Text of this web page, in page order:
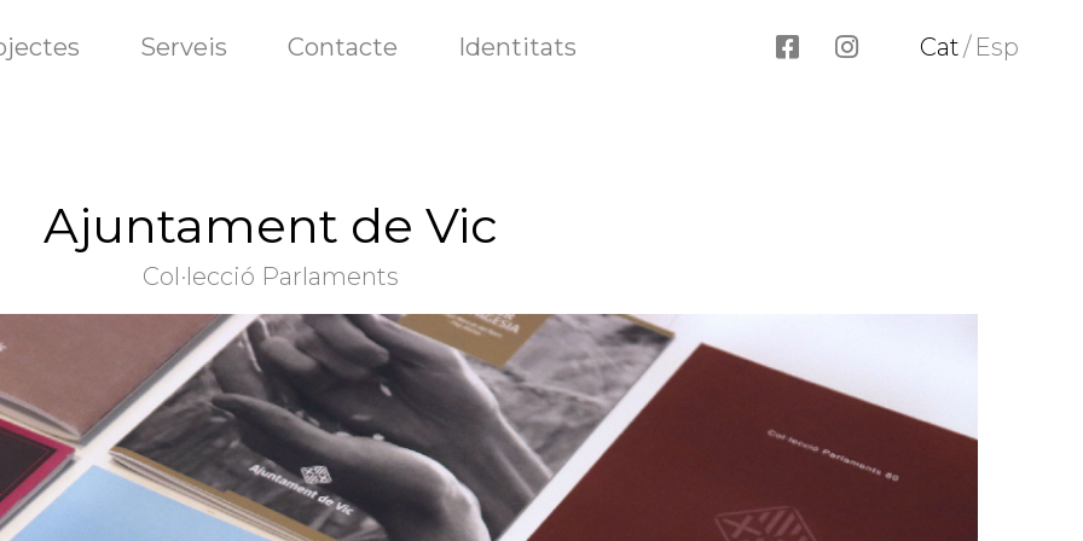
Serveis Contacte Identitats Cat/ Esp
Ajuntament de Vic
Col·lecció Parlaments